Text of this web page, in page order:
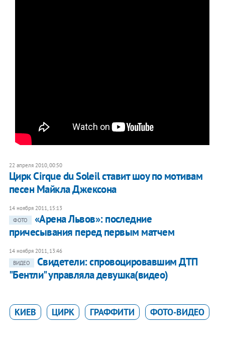
22 апреля 2010, 00:50
Цирк Cirque du Soleil ставит шоу по мотивам
песен Майкла Джексона
14 ноября 2011, 15:13
ФОТО
«Арена Львов»: последние
причесывания перед первым матчем
14 ноября 2011, 13:46
ВИДЕО
Свидетели: спровоцировавшим ДТП
"Бентли" управляла девушка(видео)
КИЕВ ЦИРК ГРАФФИТИ ФОТО-ВИДЕО